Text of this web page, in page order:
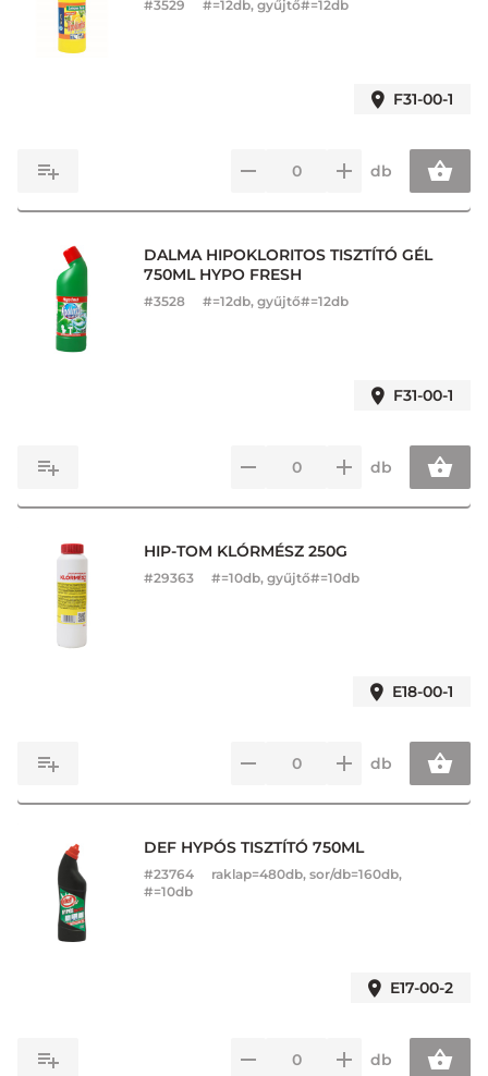
#3529 #=12db, gyűjtő#=12db
F31-00-1
db
DALMA HIPOKLORITOS TISZTÍTÓ GÉL
750ML HYPO FRESH
#3528 #=12db, gyűjtő#=12db
F31-00-1
db
HIP-TOM KLÓRMÉSZ 250G
#29363 #=10db, gyűjtő#=10db
E18-00-1
db
DEF HYPÓS TISZTÍTÓ 750ML
#23764
raklap=480db, sor/db=160db,
#=10db
E17-00-2
db